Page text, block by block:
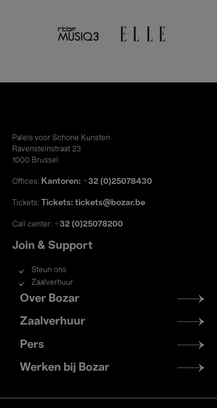
Paleis voor Schone Kunsten
Ravensteinstraat 23
1000 Brussel
Offices: Kantoren: +32 (0)25078430
Tickets: Tickets: tickets@bozar.be
Call center: +32 (0)25078200
Join & Support
Steun ons
Zaalverhuur
Footer
menu
Over Bozar
Zaalverhuur
Pers
Werken bij Bozar